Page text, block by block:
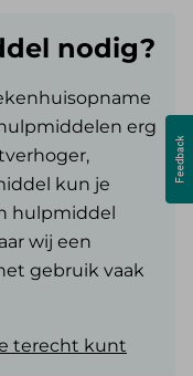
nodig?
erg
kun je
hulpmiddel
wij een
gebruik vaak
terecht kunt